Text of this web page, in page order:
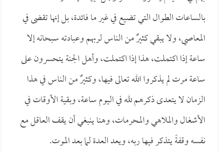
بالساعات الطوال التي تضيع في غير ما فائدة، بل إنها تقضى في
المعاصي، ولا يبقي كثيرٌ من الناس لربهم وعبادته سبحانه إلا
ساعة إذا اكتملت، هذا إذا اكتملت، وأهل الجنة يتحسرون على
ساعة مرت لم يذكروا الله تعالى فيها، وكثيرٌ من الناس في هذا
الزمان لا يتعدى ذكرهم لله في اليوم ساعة، وبقية الأوقات في
الأشغال والملاهي والمحرمات، وهنا ينبغي أن يقف العاقل مع
نفسه وقفةً يتذكر فيها ربه، ويعد العدة لما بعد الموت.